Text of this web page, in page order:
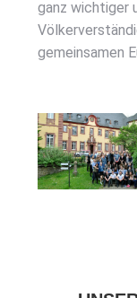
ganz wich­ti­ger
gemein­sa­men